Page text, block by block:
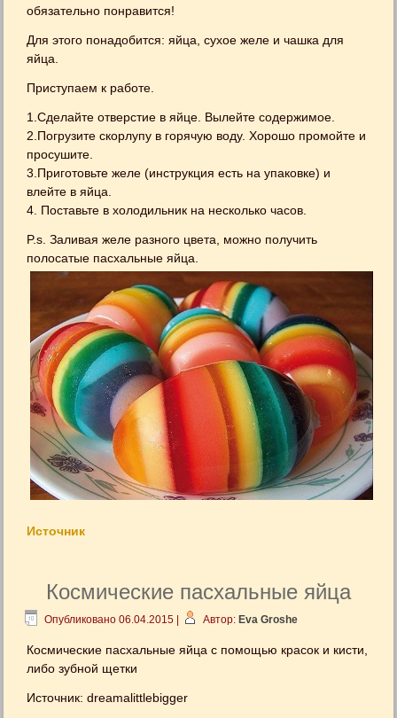
обязательно понравится!
Для этого понадобится: яйца, сухое желе и чашка для
яйца.
Приступаем к работе.
1.Сделайте отверстие в яйце. Вылейте содержимое.
2.Погрузите скорлупу в горячую воду. Хорошо промойте и
просушите.
3.Приготовьте желе (инструкция есть на упаковке) и
влейте в яйца.
4. Поставьте в холодильник на несколько часов.
P.s. Заливая желе разного цвета, можно получить
полосатые пасхальные яйца.
Источник
Космические пасхальные яйца
Опубликовано 06.04.2015 | Автор: Eva Groshe
Космические пасхальные яйца с помощью красок и кисти,
либо зубной щетки
Источник: dreamalittlebigger